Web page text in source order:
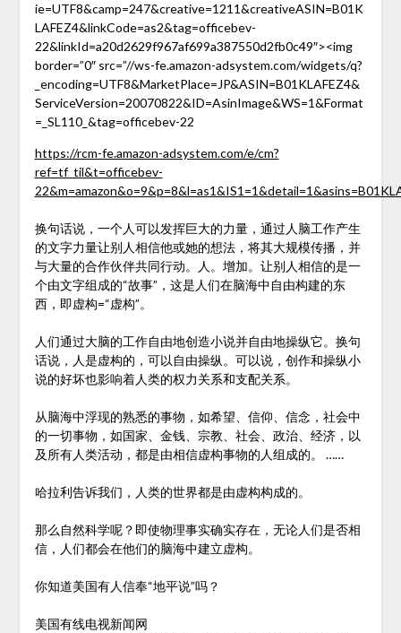
ie=UTF8&camp=247&creative=1211&creativeASIN=B01K
LAFEZ4&linkCode=as2&tag=officebev-
22&linkId=a20d2629f967af699a387550d2fb0c49″><img
border=”0″ src=”//ws-fe.amazon-adsystem.com/widgets/q?
_encoding=UTF8&MarketPlace=JP&ASIN=B01KLAFEZ4&
ServiceVersion=20070822&ID=AsinImage&WS=1&Format
=_SL110_&tag=officebev-22
https://rcm-fe.amazon-adsystem.com/e/cm?
ref=tf_til&t=officebev-
换句话说，一个人可以发挥巨大的力量，通过人脑工作产生
的文字力量让别人相信他或她的想法，将其大规模传播，并
与大量的合作伙伴共同行动。人。增加。让别人相信的是一
个由文字组成的“故事”，这是人们在脑海中自由构建的东
西，即虚构=“虚构”。
人们通过大脑的工作自由地创造小说并自由地操纵它。换句
话说，人是虚构的，可以自由操纵。可以说，创作和操纵小
说的好坏也影响着人类的权力关系和支配关系。
从脑海中浮现的熟悉的事物，如希望、信仰、信念，社会中
的一切事物，如国家、金钱、宗教、社会、政治、经济，以
及所有人类活动，都是由相信虚构事物的人组成的。 ……
哈拉利告诉我们，人类的世界都是由虚构构成的。
那么自然科学呢？即使物理事实确实存在，无论人们是否相
信，人们都会在他们的脑海中建立虚构。
你知道美国有人信奉“地平说”吗？
美国有线电视新闻网